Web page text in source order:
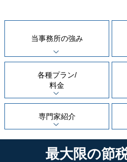
当事務所の強み
各種プラン/
料金
専門家紹介
最大限の節